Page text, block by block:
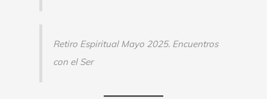
Retiro Espiritual Mayo 2025. Encuentros
con el Ser